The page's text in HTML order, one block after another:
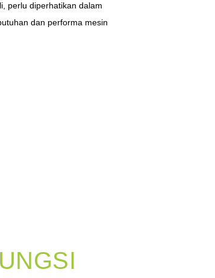
perlu diperhatikan dalam
dan performa mesin